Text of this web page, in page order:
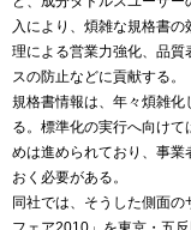
入により、煩雑な規格書
理による営業力強化、品質
スの防止などに貢献する。
規格書情報は、年々煩雑
る。標準化の実行へ向け
めは進められており、事
おく必要がある。
同社では、そうした側面